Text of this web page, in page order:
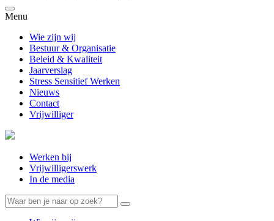
Menu
Wie zijn wij
Bestuur & Organisatie
Beleid & Kwaliteit
Jaarverslag
Stress Sensitief Werken
Nieuws
Contact
Vrijwilliger
Werken bij
Vrijwilligerswerk
In de media